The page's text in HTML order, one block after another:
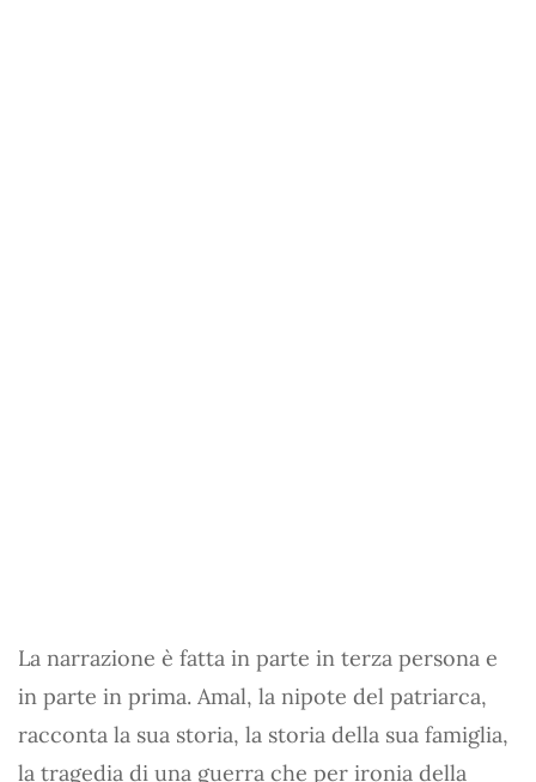
La narrazione è fatta in parte in terza persona e
in parte in prima. Amal, la nipote del patriarca,
racconta la sua storia, la storia della sua famiglia,
la tragedia di una guerra che per ironia della